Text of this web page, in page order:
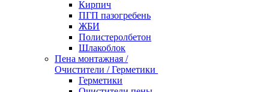
Кирпич
ПГП пазогребень
ЖБИ
Полистеролбетон
Шлакоблок
Пена монтажная /
Очистители / Герметики
Герметики